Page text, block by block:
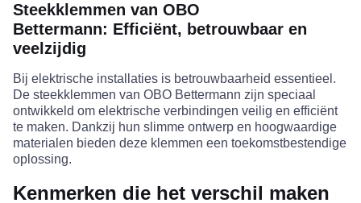
Steekklemmen van OBO
Bettermann: Efficiënt, betrouwbaar en
veelzijdig
Bij elektrische installaties is betrouwbaarheid essentieel.
De steekklemmen van OBO Bettermann zijn speciaal
ontwikkeld om elektrische verbindingen veilig en efficiënt
te maken. Dankzij hun slimme ontwerp en hoogwaardige
materialen bieden deze klemmen een toekomstbestendige
oplossing.
Kenmerken die het verschil maken